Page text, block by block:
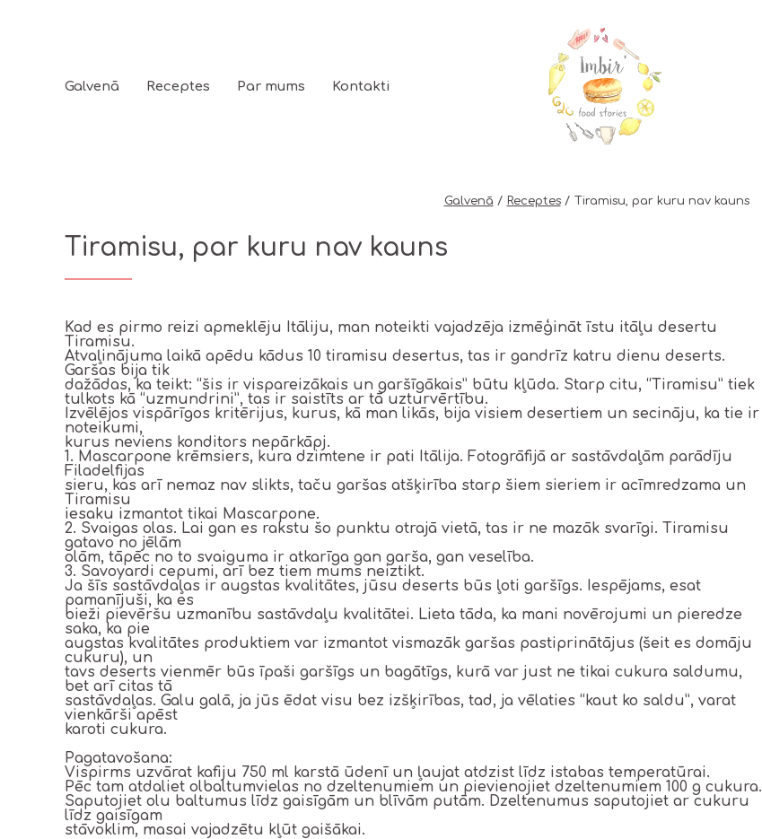
Galvenā Receptes Par mums Kontakti
Galvenā Receptes Tiramisu, par kuru nav kauns
Tiramisu, par kuru nav kauns
Kad es pirmo reizi apmeklēju Itāliju, man noteikti vajadzēja izmēģināt īstu itāļu desertu
Tiramisu.
Atvaļinājuma laikā apēdu kādus 10 tiramisu desertus, tas ir gandrīz katru dienu deserts.
Garšas bija tik
dažādas, ka teikt: “šis ir vispareizākais un garšīgākais” būtu kļūda. Starp citu, “Tiramisu” tiek
tulkots kā “uzmundrini”, tas ir saistīts ar tā uzturvērtību.
Izvēlējos vispārīgos kritērijus, kurus, kā man likās, bija visiem desertiem un secināju, ka tie ir
noteikumi,
kurus neviens konditors nepārkāpj.
1. Mascarpone krēmsiers, kura dzimtene ir pati Itālija. Fotogrāfijā ar sastāvdaļām parādīju
Filadelfijas
sieru, kas arī nemaz nav slikts, taču garšas atšķirība starp šiem sieriem ir acīmredzama un
Tiramisu
iesaku izmantot tikai Mascarpone.
2. Svaigas olas. Lai gan es rakstu šo punktu otrajā vietā, tas ir ne mazāk svarīgi. Tiramisu
gatavo no jēlām
olām, tāpēc no to svaiguma ir atkarīga gan garša, gan veselība.
3. Savoyardi cepumi, arī bez tiem mums neiztikt.
Ja šīs sastāvdaļas ir augstas kvalitātes, jūsu deserts būs ļoti garšīgs. Iespējams, esat
pamanījuši, ka es
bieži pievēršu uzmanību sastāvdaļu kvalitātei. Lieta tāda, ka mani novērojumi un pieredze
saka, ka pie
augstas kvalitātes produktiem var izmantot vismazāk garšas pastiprinātājus (šeit es domāju
cukuru), un
tavs deserts vienmēr būs īpaši garšīgs un bagātīgs, kurā var just ne tikai cukura saldumu,
bet arī citas tā
sastāvdaļas. Galu galā, ja jūs ēdat visu bez izšķirības, tad, ja vēlaties “kaut ko saldu”, varat
vienkārši apēst
karoti cukura.
Pagatavošana:
Vispirms uzvārat kafiju 750 ml karstā ūdenī un ļaujat atdzist līdz istabas temperatūrai.
Pēc tam atdaliet olbaltumvielas no dzeltenumiem un pievienojiet dzeltenumiem 100 g cukura.
Saputojiet olu baltumus līdz gaisīgām un blīvām putām. Dzeltenumus saputojiet ar cukuru
līdz gaisīgam
stāvoklim, masai vajadzētu kļūt gaišākai.